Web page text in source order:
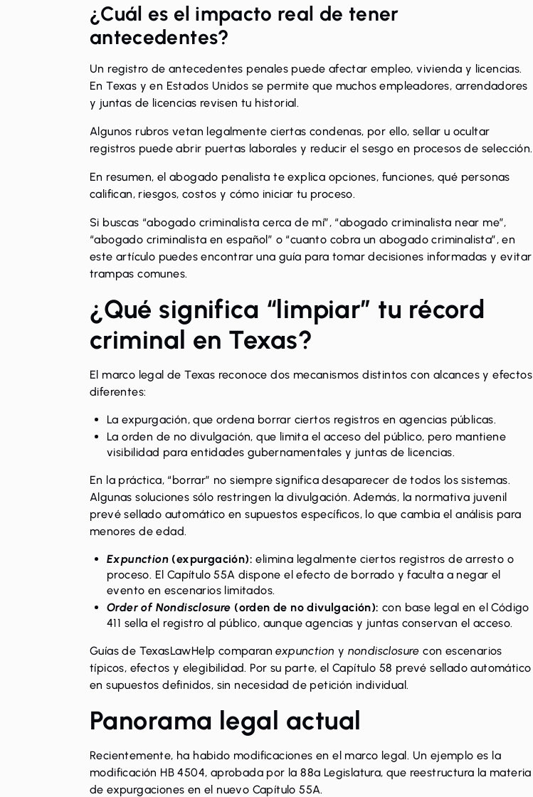
¿Cuál es el impacto real de tener
antecedentes?
Un registro de antecedentes penales puede afectar empleo, vivienda y licencias.
En Texas y en Estados Unidos se permite que muchos empleadores, arrendadores
y juntas de licencias revisen tu historial.
Algunos rubros vetan legalmente ciertas condenas, por ello, sellar u ocultar
registros puede abrir puertas laborales y reducir el sesgo en procesos de selección.
En resumen, el abogado penalista te explica opciones, funciones, qué personas
califican, riesgos, costos y cómo iniciar tu proceso.
Si buscas “abogado criminalista cerca de mí”, “abogado criminalista near me”,
“abogado criminalista en español” o “cuanto cobra un abogado criminalista”, en
este artículo puedes encontrar una guía para tomar decisiones informadas y evitar
trampas comunes.
¿Qué significa “limpiar” tu récord
criminal en Texas?
El marco legal de Texas reconoce dos mecanismos distintos con alcances y efectos
diferentes:
La expurgación, que ordena borrar ciertos registros en agencias públicas.
La orden de no divulgación, que limita el acceso del público, pero mantiene
visibilidad para entidades gubernamentales y juntas de licencias.
En la práctica, “borrar” no siempre significa desaparecer de todos los sistemas.
Algunas soluciones sólo restringen la divulgación. Además, la normativa juvenil
prevé sellado automático en supuestos específicos, lo que cambia el análisis para
menores de edad.
Expunction (expurgación): elimina legalmente ciertos registros de arresto o
proceso. El Capítulo 55A dispone el efecto de borrado y faculta a negar el
evento en escenarios limitados.
Order of Nondisclosure (orden de no divulgación): con base legal en elCódigo
411 sella el registro al público, aunque agencias y juntas conservan el acceso.
Guías de TexasLawHelp comparanexpunction y nondisclosure con escenarios
típicos, efectos y elegibilidad. Por su parte, el Capítulo 58 prevé sellado automático
en supuestos definidos, sin necesidad de petición individual.
Panorama legal actual
Recientemente, ha habido modificaciones en el marco legal. Un ejemplo es la
modificación HB 4504, aprobada por la 88ª Legislatura, que reestructura la materia
de expurgaciones en el nuevo Capítulo 55A.